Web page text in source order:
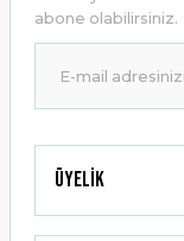
Ürün bilgilerinde
Ürün fiyatı diğer
Bu ürüne benzer
Üyelik
abone olabilirsiniz.